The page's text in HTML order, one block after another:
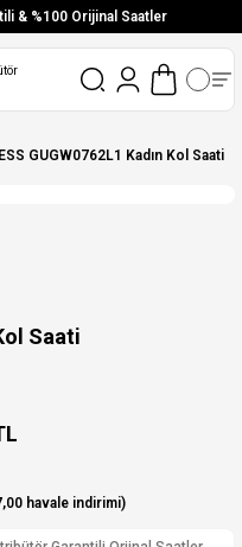
& %100 Orijinal Saatler
Taksit
GUGW0762L1 Kadın Kol Saati
Saati
havale indirimi)